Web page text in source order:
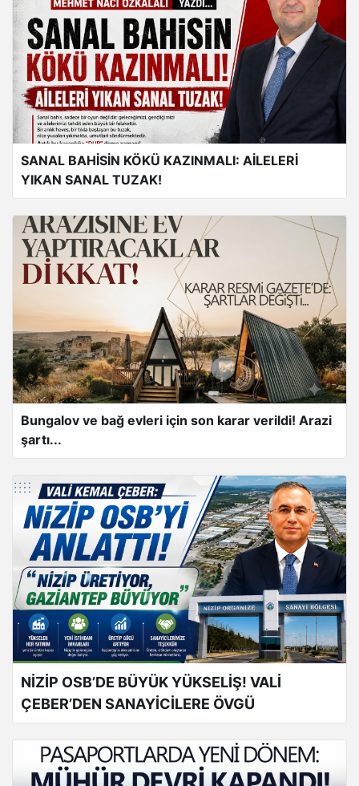
SANAL BAHİSİN KÖKÜ KAZINMALI: AİLELERİ
YIKAN SANAL TUZAK!
Bungalov ve bağ evleri için son karar verildi! Arazi
şartı...
NİZİP OSB’DE BÜYÜK YÜKSELİŞ! VALİ
ÇEBER’DEN SANAYİCİLERE ÖVGÜ